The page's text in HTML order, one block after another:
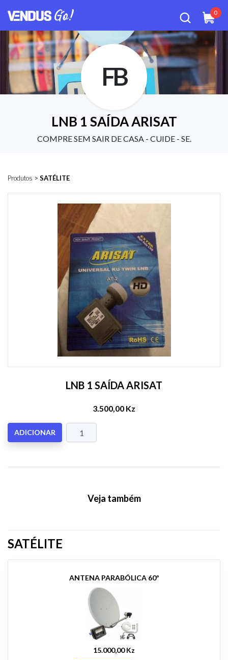
0
FB
LNB 1 SAÍDA ARISAT
COMPRE SEM SAIR DE CASA - CUIDE - SE.
Produtos > SATÉLITE
LNB 1 SAÍDA ARISAT
3.500,00 Kz
ADICIONAR
Veja também
SATÉLITE
ANTENA PARABÓLICA 60º
15.000,00 Kz